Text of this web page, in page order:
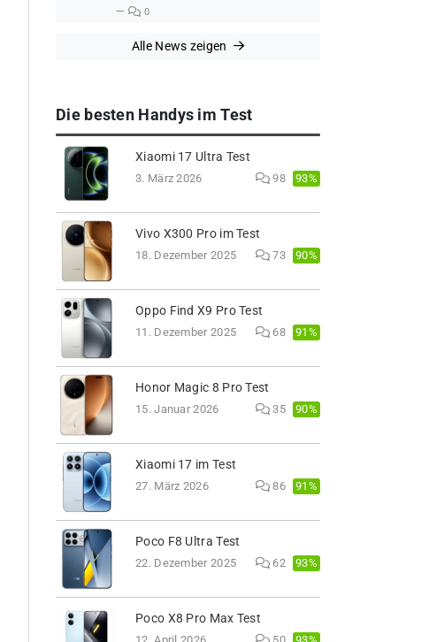
0
Alle News zeigen
Die besten Handys im Test
Xiaomi 17 Ultra Test
3. März 2026 98 93%
Vivo X300 Pro im Test
18. Dezember 2025 73 90%
Oppo Find X9 Pro Test
11. Dezember 2025 68 91%
Honor Magic 8 Pro Test
15. Januar 2026 35 90%
Xiaomi 17 im Test
27. März 2026 86 91%
Poco F8 Ultra Test
22. Dezember 2025 62 93%
Poco X8 Pro Max Test